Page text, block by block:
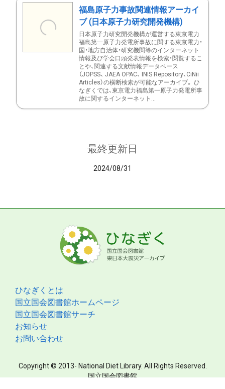
福島原子力事故関連情報アーカイ
ブ (日本原子力研究開発機構)
日本原子力研究開発機構が運営する東京電力
福島第一原子力発電所事故に関する東京電力・
国・地方自治体・研究機関等のインターネット
情報及び学会口頭発表情報を検索・閲覧するこ
とや、関連する文献情報データベース
（JOPSS、 JAEA OPAC、 INIS Repository、CiNii
Articles）の横断検索が可能なアーカイブ。 ひ
なぎくでは、東京電力福島第一原子力発電所事
故に関するインターネット...
最終更新日
2024/08/31
ひなぎくとは
国立国会図書館ホームページ
国立国会図書館サーチ
お知らせ
お問い合わせ
Copyright © 2013- National Diet Library. All Rights Reserved.